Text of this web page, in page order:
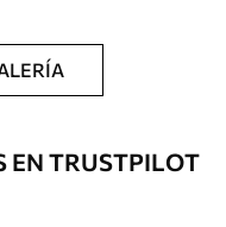
murales de pared con
barniz pueden
altura: aplicación sin
EN TRUSTPILOT